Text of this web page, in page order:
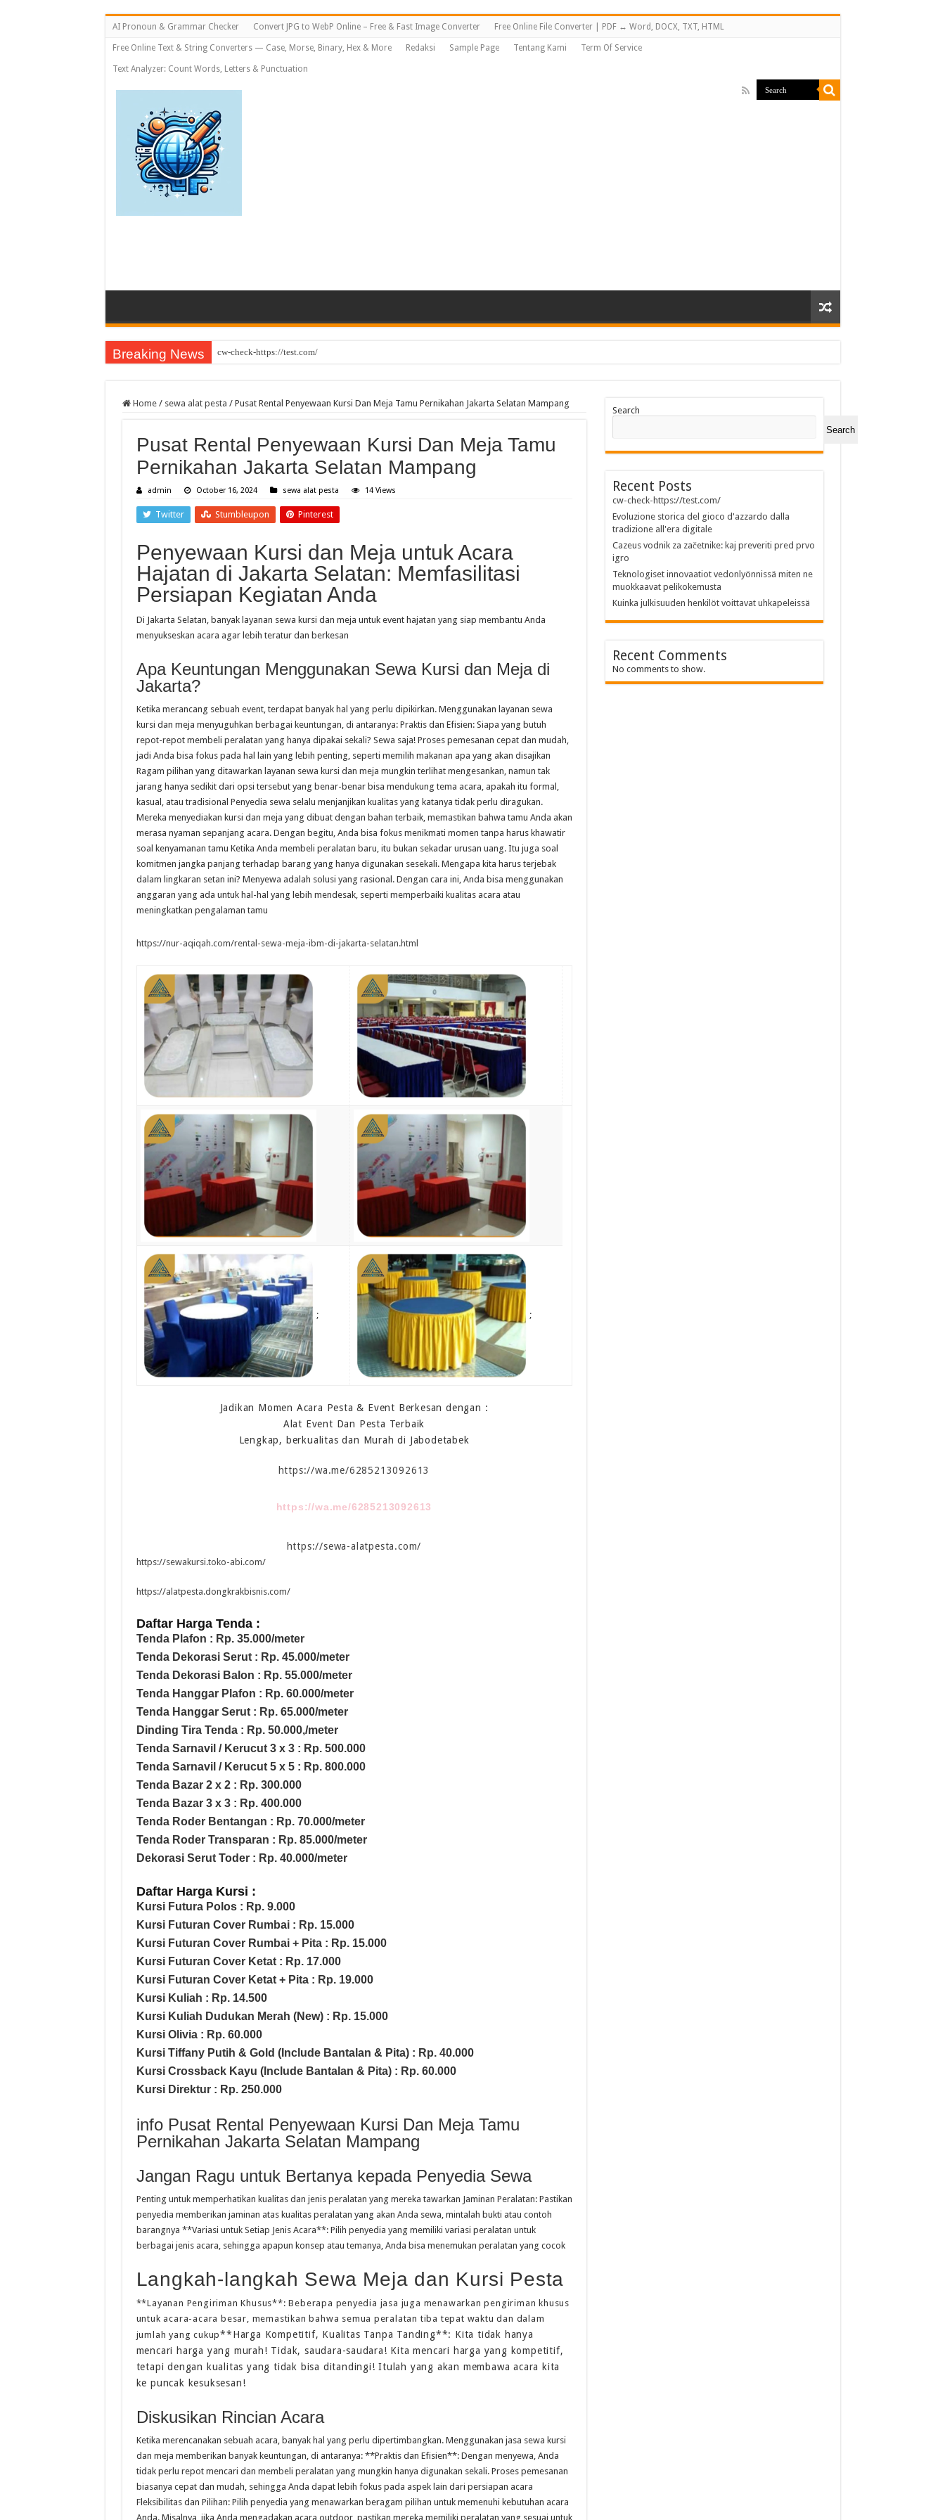
AI Pronoun & Grammar Checker Convert JPG to WebP Online – Free & Fast Image Converter Free Online File Converter | PDF ↔ Word, DOCX, TXT, HTML
Free Online Text & String Converters — Case, Morse, Binary, Hex & More Redaksi Sample Page Tentang Kami Term Of Service
Text Analyzer: Count Words, Letters & Punctuation
Breaking News cw-check-https://test.com/
Home / sewa alat pesta / Pusat Rental Penyewaan Kursi Dan Meja Tamu Pernikahan Jakarta Selatan Mampang
Pusat Rental Penyewaan Kursi Dan Meja Tamu
Pernikahan Jakarta Selatan Mampang
admin October 16, 2024 sewa alat pesta 14 Views
Twitter Stumbleupon Pinterest
Penyewaan Kursi dan Meja untuk Acara
Hajatan di Jakarta Selatan: Memfasilitasi
Persiapan Kegiatan Anda
Di Jakarta Selatan, banyak layanan sewa kursi dan meja untuk event hajatan yang siap membantu Anda
menyukseskan acara agar lebih teratur dan berkesan
Apa Keuntungan Menggunakan Sewa Kursi dan Meja di
Jakarta?
Ketika merancang sebuah event, terdapat banyak hal yang perlu dipikirkan. Menggunakan layanan sewa
kursi dan meja menyuguhkan berbagai keuntungan, di antaranya: Praktis dan Efisien: Siapa yang butuh
repot-repot membeli peralatan yang hanya dipakai sekali? Sewa saja! Proses pemesanan cepat dan mudah,
jadi Anda bisa fokus pada hal lain yang lebih penting, seperti memilih makanan apa yang akan disajikan
Ragam pilihan yang ditawarkan layanan sewa kursi dan meja mungkin terlihat mengesankan, namun tak
jarang hanya sedikit dari opsi tersebut yang benar-benar bisa mendukung tema acara, apakah itu formal,
kasual, atau tradisional Penyedia sewa selalu menjanjikan kualitas yang katanya tidak perlu diragukan.
Mereka menyediakan kursi dan meja yang dibuat dengan bahan terbaik, memastikan bahwa tamu Anda akan
merasa nyaman sepanjang acara. Dengan begitu, Anda bisa fokus menikmati momen tanpa harus khawatir
soal kenyamanan tamu Ketika Anda membeli peralatan baru, itu bukan sekadar urusan uang. Itu juga soal
komitmen jangka panjang terhadap barang yang hanya digunakan sesekali. Mengapa kita harus terjebak
dalam lingkaran setan ini? Menyewa adalah solusi yang rasional. Dengan cara ini, Anda bisa menggunakan
anggaran yang ada untuk hal-hal yang lebih mendesak, seperti memperbaiki kualitas acara atau
meningkatkan pengalaman tamu
https://nur-aqiqah.com/rental-sewa-meja-ibm-di-jakarta-selatan.html
; ;
Jadikan Momen Acara Pesta & Event Berkesan dengan :
Alat Event Dan Pesta Terbaik
Lengkap, berkualitas dan Murah di Jabodetabek
https://wa.me/6285213092613
https://wa.me/6285213092613
https://sewa-alatpesta.com/
https://sewakursi.toko-abi.com/
https://alatpesta.dongkrakbisnis.com/
Daftar Harga Tenda :
Tenda Plafon : Rp. 35.000/meter
Tenda Dekorasi Serut : Rp. 45.000/meter
Tenda Dekorasi Balon : Rp. 55.000/meter
Tenda Hanggar Plafon : Rp. 60.000/meter
Tenda Hanggar Serut : Rp. 65.000/meter
Dinding Tira Tenda : Rp. 50.000,/meter
Tenda Sarnavil / Kerucut 3 x 3 : Rp. 500.000
Tenda Sarnavil / Kerucut 5 x 5 : Rp. 800.000
Tenda Bazar 2 x 2 : Rp. 300.000
Tenda Bazar 3 x 3 : Rp. 400.000
Tenda Roder Bentangan : Rp. 70.000/meter
Tenda Roder Transparan : Rp. 85.000/meter
Dekorasi Serut Toder : Rp. 40.000/meter
Daftar Harga Kursi :
Kursi Futura Polos : Rp. 9.000
Kursi Futuran Cover Rumbai : Rp. 15.000
Kursi Futuran Cover Rumbai + Pita : Rp. 15.000
Kursi Futuran Cover Ketat : Rp. 17.000
Kursi Futuran Cover Ketat + Pita : Rp. 19.000
Kursi Kuliah : Rp. 14.500
Kursi Kuliah Dudukan Merah (New) : Rp. 15.000
Kursi Olivia : Rp. 60.000
Kursi Tiffany Putih & Gold (Include Bantalan & Pita) : Rp. 40.000
Kursi Crossback Kayu (Include Bantalan & Pita) : Rp. 60.000
Kursi Direktur : Rp. 250.000
info Pusat Rental Penyewaan Kursi Dan Meja Tamu
Pernikahan Jakarta Selatan Mampang
Jangan Ragu untuk Bertanya kepada Penyedia Sewa
Penting untuk memperhatikan kualitas dan jenis peralatan yang mereka tawarkan Jaminan Peralatan: Pastikan
penyedia memberikan jaminan atas kualitas peralatan yang akan Anda sewa, mintalah bukti atau contoh
barangnya **Variasi untuk Setiap Jenis Acara**: Pilih penyedia yang memiliki variasi peralatan untuk
berbagai jenis acara, sehingga apapun konsep atau temanya, Anda bisa menemukan peralatan yang cocok
Langkah-langkah Sewa Meja dan Kursi Pesta
**Layanan Pengiriman Khusus**: Beberapa penyedia jasa juga menawarkan pengiriman khusus
untuk acara-acara besar, memastikan bahwa semua peralatan tiba tepat waktu dan dalam
jumlah yang cukup**Harga Kompetitif, Kualitas Tanpa Tanding**: Kita tidak hanya
mencari harga yang murah! Tidak, saudara-saudara! Kita mencari harga yang kompetitif,
tetapi dengan kualitas yang tidak bisa ditandingi! Itulah yang akan membawa acara kita
ke puncak kesuksesan!
Diskusikan Rincian Acara
Ketika merencanakan sebuah acara, banyak hal yang perlu dipertimbangkan. Menggunakan jasa sewa kursi
dan meja memberikan banyak keuntungan, di antaranya: **Praktis dan Efisien**: Dengan menyewa, Anda
tidak perlu repot mencari dan membeli peralatan yang mungkin hanya digunakan sekali. Proses pemesanan
biasanya cepat dan mudah, sehingga Anda dapat lebih fokus pada aspek lain dari persiapan acara
Fleksibilitas dan Pilihan: Pilih penyedia yang menawarkan beragam pilihan untuk memenuhi kebutuhan acara
Anda. Misalnya, jika Anda mengadakan acara outdoor, pastikan mereka memiliki peralatan yang sesuai untuk
Search
Search
Recent Posts
cw-check-https://test.com/
Evoluzione storica del gioco d'azzardo dalla
tradizione all'era digitale
Cazeus vodnik za začetnike: kaj preveriti pred prvo
igro
Teknologiset innovaatiot vedonlyönnissä miten ne
muokkaavat pelikokemusta
Kuinka julkisuuden henkilöt voittavat uhkapeleissä
Recent Comments
No comments to show.